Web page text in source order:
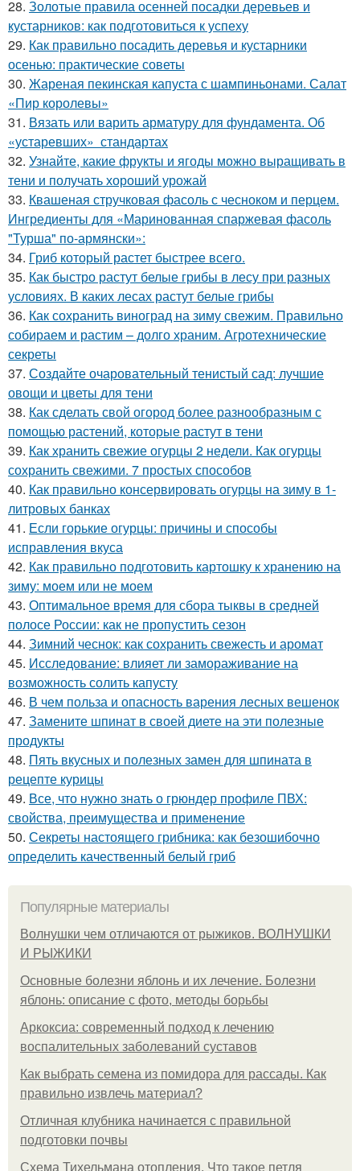
28. Золотые правила осенней посадки деревьев и
кустарников: как подготовиться к успеху
29. Как правильно посадить деревья и кустарники
осенью: практические советы
30. Жареная пекинская капуста с шампиньонами. Салат
«Пир королевы»
31. Вязать или варить арматуру для фундамента. Об
«устаревших» стандартах
32. Узнайте, какие фрукты и ягоды можно выращивать в
тени и получать хороший урожай
33. Квашеная стручковая фасоль с чесноком и перцем.
Ингредиенты для «Маринованная спаржевая фасоль
"Турша" по-армянски»:
34. Гриб который растет быстрее всего.
35. Как быстро растут белые грибы в лесу при разных
условиях. В каких лесах растут белые грибы
36. Как сохранить виноград на зиму свежим. Правильно
собираем и растим – долго храним. Агротехнические
секреты
37. Создайте очаровательный тенистый сад: лучшие
овощи и цветы для тени
38. Как сделать свой огород более разнообразным с
помощью растений, которые растут в тени
39. Как хранить свежие огурцы 2 недели. Как огурцы
сохранить свежими. 7 простых способов
40. Как правильно консервировать огурцы на зиму в 1-
литровых банках
41. Если горькие огурцы: причины и способы
исправления вкуса
42. Как правильно подготовить картошку к хранению на
зиму: моем или не моем
43. Оптимальное время для сбора тыквы в средней
полосе России: как не пропустить сезон
44. Зимний чеснок: как сохранить свежесть и аромат
45. Исследование: влияет ли замораживание на
возможность солить капусту
46. В чем польза и опасность варения лесных вешенок
47. Замените шпинат в своей диете на эти полезные
продукты
48. Пять вкусных и полезных замен для шпината в
рецепте курицы
49. Все, что нужно знать о грюндер профиле ПВХ:
свойства, преимущества и применение
50. Секреты настоящего грибника: как безошибочно
определить качественный белый гриб
Популярные материалы
Волнушки чем отличаются от рыжиков. ВОЛНУШКИ
И РЫЖИКИ
Основные болезни яблонь и их лечение. Болезни
яблонь: описание с фото, методы борьбы
Аркоксиа: современный подход к лечению
воспалительных заболеваний суставов
Как выбрать семена из помидора для рассады. Как
правильно извлечь материал?
Отличная клубника начинается с правильной
подготовки почвы
Схема Тихельмана отопления. Что такое петля